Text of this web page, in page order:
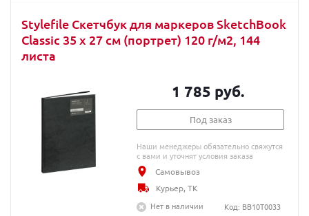
Stylefile Скетчбук для маркеров SketchBook
Classic 35 x 27 см (портрет) 120 г/м2, 144
листа
1 785 руб.
Под заказ
Наши менеджеры обязательно свяжутся
с вами и уточнят условия заказа
Самовывоз
Курьер, ТК
Нет в наличии
Код: BB10T0033